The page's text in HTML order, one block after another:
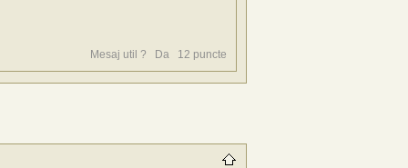
Mesaj util ? Da 12 puncte